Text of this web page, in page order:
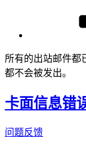
所有的出站邮件都
都不会被发出。
卡面信息错
问题反馈